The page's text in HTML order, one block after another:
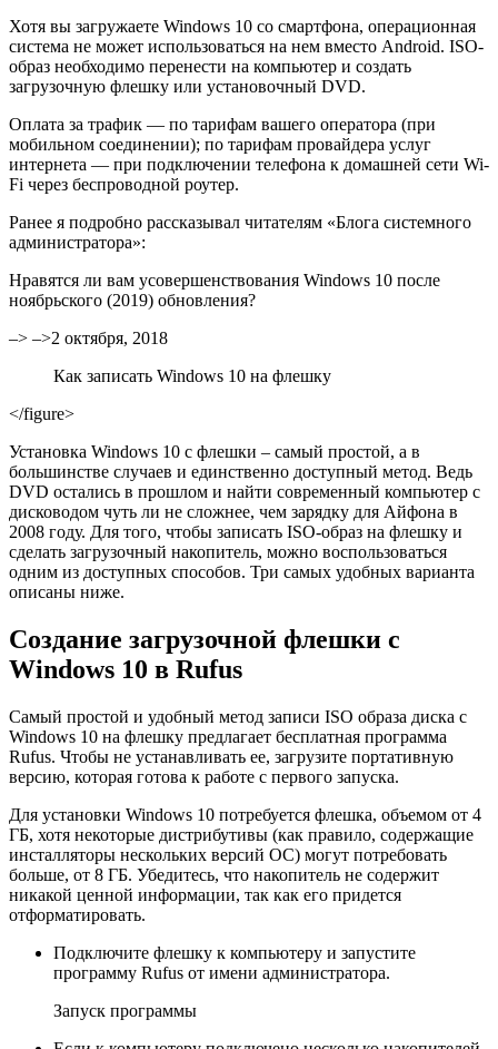
Хотя вы загружаете Windows 10 со смартфона, операционная
система не может использоваться на нем вместо Android. ISO-
образ необходимо перенести на компьютер и создать
загрузочную флешку или установочный DVD.
Оплата за трафик — по тарифам вашего оператора (при
мобильном соединении); по тарифам провайдера услуг
интернета — при подключении телефона к домашней сети Wi-
Fi через беспроводной роутер.
Ранее я подробно рассказывал читателям «Блога системного
администратора»:
Нравятся ли вам усовершенствования Windows 10 после
ноябрьского (2019) обновления?
–> –>2 октября, 2018
Как записать Windows 10 на флешку
</figure>
Установка Windows 10 с флешки – самый простой, а в
большинстве случаев и единственно доступный метод. Ведь
DVD остались в прошлом и найти современный компьютер с
дисководом чуть ли не сложнее, чем зарядку для Айфона в
2008 году. Для того, чтобы записать ISO-образ на флешку и
сделать загрузочный накопитель, можно воспользоваться
одним из доступных способов. Три самых удобных варианта
описаны ниже.
Создание загрузочной флешки с
Windows 10 в Rufus
Самый простой и удобный метод записи ISO образа диска с
Windows 10 на флешку предлагает бесплатная программа
Rufus. Чтобы не устанавливать ее, загрузите портативную
версию, которая готова к работе с первого запуска.
Для установки Windows 10 потребуется флешка, объемом от 4
ГБ, хотя некоторые дистрибутивы (как правило, содержащие
инсталляторы нескольких версий ОС) могут потребовать
больше, от 8 ГБ. Убедитесь, что накопитель не содержит
никакой ценной информации, так как его придется
отформатировать.
Подключите флешку к компьютеру и запустите
программу Rufus от имени администратора.
Запуск программы